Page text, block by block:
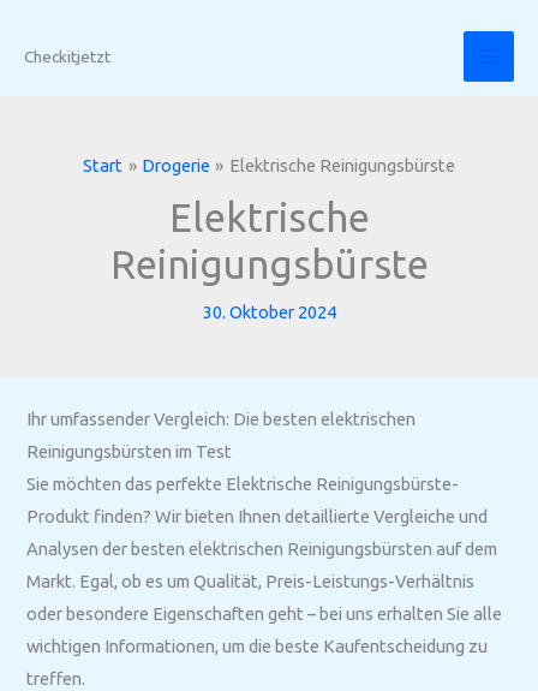
InhaltCheckitjetzt
Start Drogerie Elektrische Reinigungsbürste
Elektrische
Reinigungsbürste
30. Oktober 2024
Ihr umfassender Vergleich: Die besten elektrischen
Reinigungsbürsten im Test
Sie möchten das perfekte Elektrische Reinigungsbürste-
Produkt finden? Wir bieten Ihnen detaillierte Vergleiche und
Analysen der besten elektrischen Reinigungsbürsten auf dem
Markt. Egal, ob es um Qualität, Preis-Leistungs-Verhältnis
oder besondere Eigenschaften geht – bei uns erhalten Sie alle
wichtigen Informationen, um die beste Kaufentscheidung zu
treffen.